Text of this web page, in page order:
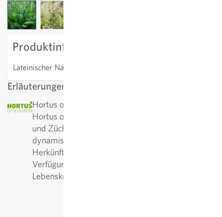
View larger imageView larger image
Produktinformation
Lateinischer Name
Erläuterungen
Hortus officinarium: Der gemeinnützige Verein
Hortus officinarum setzt sich für die Erhaltung
und Züchtung von Heilpflanzen auf biologisch-
dynamischer Grundlage ein. Ziel ist, hochwertige
Herkünfte und Sorten von Heilpflanzen-Arten zur
Verfügung zu stellen – samenfest und mit starken
Lebenskräften.